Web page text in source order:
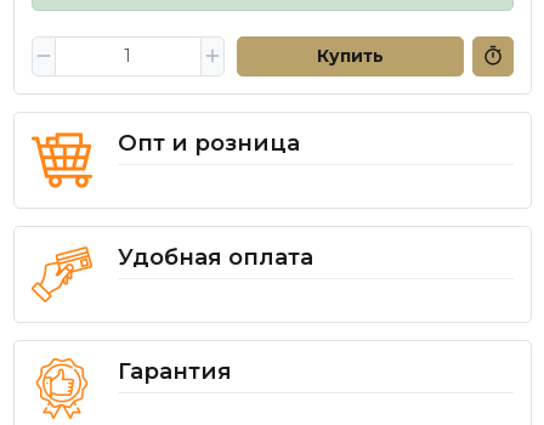
Купить
Опт и розница
Удобная оплата
Гарантия